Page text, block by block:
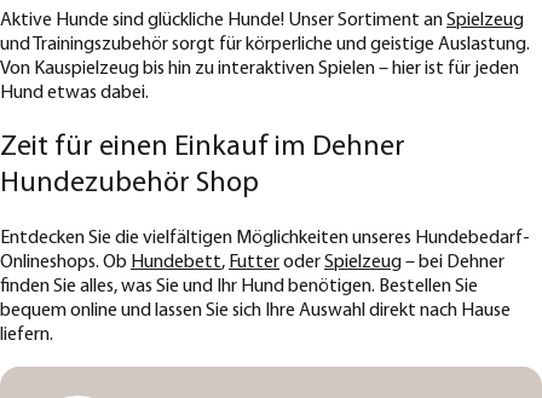
Aktive Hunde sind glückliche Hunde! Unser Sortiment anSpielzeug
und Trainingszubehör sorgt für körperliche und geistige Auslastung.
Von Kauspielzeug bis hin zu interaktiven Spielen – hier ist für jeden
Hund etwas dabei.
Zeit für einen Einkauf im Dehner
Hundezubehör Shop
Entdecken Sie die vielfältigen Möglichkeiten unseres Hundebedarf-
Onlineshops. Ob Hundebett, FutteroderSpielzeug– bei Dehner
finden Sie alles, was Sie und Ihr Hund benötigen. Bestellen Sie
bequem online und lassen Sie sich Ihre Auswahl direkt nach Hause
liefern.